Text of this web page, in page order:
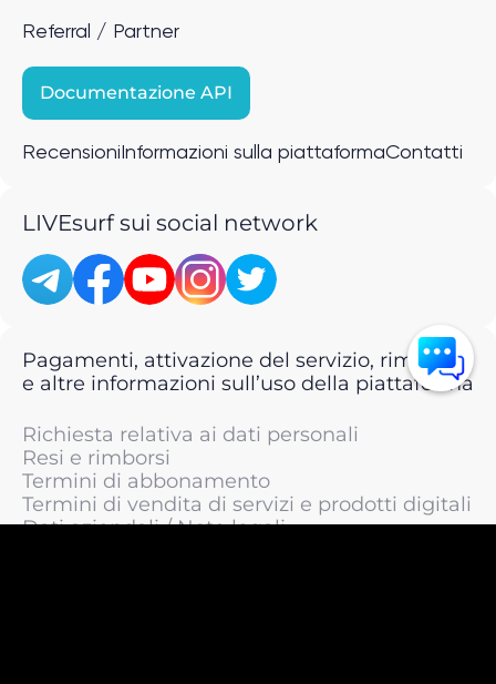
Referral / Partner
Documentazione API
Recensioni Informazioni sulla piattaformaContatti
LIVEsurf sui social network
Pagamenti, attivazione del servizio, rimborsi
e altre informazioni sull’uso della piattaforma
Richiesta relativa ai dati personali
Resi e rimborsi
Termini di abbonamento
Termini di vendita di servizi e prodotti digitali
Dati aziendali / Note legali